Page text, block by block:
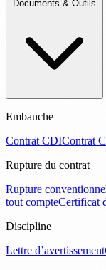
Embauche
Contrat CDIContrat
Rupture du contrat
Rupture
tout compteCertificat
Discipline
Lettre d’avertissement